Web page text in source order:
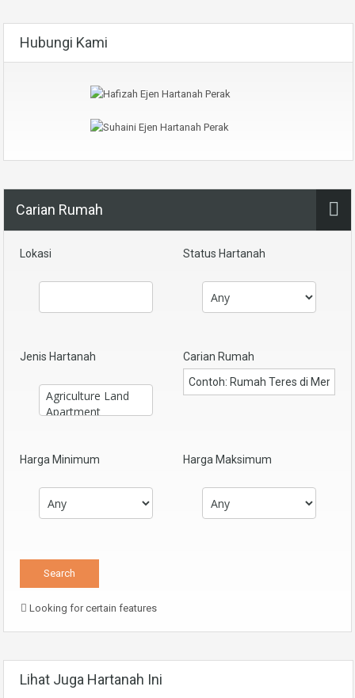
Hubungi Kami
Carian Rumah
Lokasi Status Hartanah
Jenis Hartanah Carian Rumah
Harga Minimum Harga Maksimum
Looking for certain features
Lihat Juga Hartanah Ini